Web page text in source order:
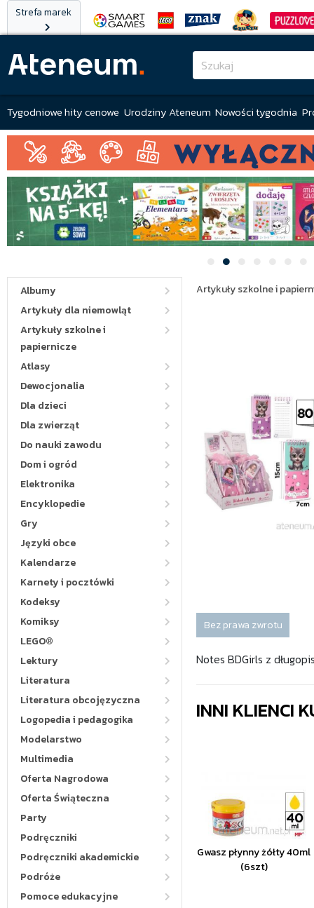
Strefa marek
Tygodniowe hity cenowe Urodziny Ateneum Nowości tygodnia
Albumy
Artykuły dla niemowląt
Artykuły szkolne i
papiernicze
Atlasy
Dewocjonalia
Dla dzieci
Dla zwierząt
Do nauki zawodu
Dom i ogród
Elektronika
Encyklopedie
Gry
Języki obce
Kalendarze
Karnety i pocztówki
Kodeksy
Komiksy
LEGO®
Lektury
Literatura
Literatura obcojęzyczna
Logopedia i pedagogika
Modelarstwo
Multimedia
Oferta Nagrodowa
Oferta Świąteczna
Party
Podręczniki
Podręczniki akademickie
Podróże
Pomoce edukacyjne
Artykuły szkolne i
Bez prawa zwrotu
Notes BDGirls z
INNI KLIENCI
Gwasz płynny żółty 40ml
(6szt)